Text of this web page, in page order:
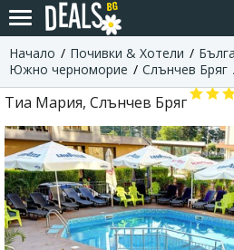
Начало Почивки & Хотели
Южно черноморие
Слънчев Бряг
Тиа Мария, Слънчев Бряг